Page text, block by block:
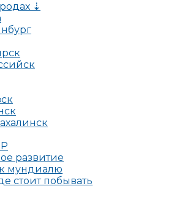
⇣
развитие
мундиалю
стоит побывать